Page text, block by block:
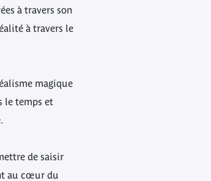
à travers son
à travers le
magique
le temps et
de saisir
au cœur du